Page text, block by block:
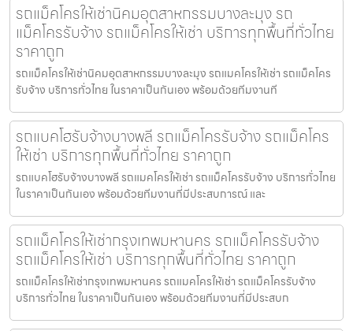
รถแม็คโครให้เช่านิคมอุตสาหกรรมบางละมุง รถ
แม็คโครรับจ้าง รถแม็คโครให้เช่า บริการทุกพื้นที่ทั่วไทย
ราคาถูก
รถแม็คโครให้เช่านิคมอุตสาหกรรมบางละมุง รถแมคโครให้เช่า รถแม็คโคร
รับจ้าง บริการทั่วไทย ในราคาเป็นกันเอง พร้อมด้วยทีมงานที
รถแบคโฮรับจ้างบางพลี รถแม็คโครรับจ้าง รถแม็คโคร
ให้เช่า บริการทุกพื้นที่ทั่วไทย ราคาถูก
รถแบคโฮรับจ้างบางพลี รถแมคโครให้เช่า รถแม็คโครรับจ้าง บริการทั่วไทย
ในราคาเป็นกันเอง พร้อมด้วยทีมงานที่มีประสบการณ์ และ
รถแม็คโครให้เช่ากรุงเทพมหานคร รถแม็คโครรับจ้าง
รถแม็คโครให้เช่า บริการทุกพื้นที่ทั่วไทย ราคาถูก
รถแม็คโครให้เช่ากรุงเทพมหานคร รถแมคโครให้เช่า รถแม็คโครรับจ้าง
บริการทั่วไทย ในราคาเป็นกันเอง พร้อมด้วยทีมงานที่มีประสบก